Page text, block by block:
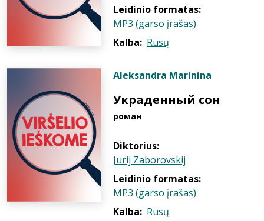
Leidinio formatas:
MP3 (garso įrašas)
Kalba: Rusų
Aleksandra Marinina
Украденный сон
роман
Diktorius:
Jurij Zaborovskij
Leidinio formatas:
MP3 (garso įrašas)
Kalba: Rusų